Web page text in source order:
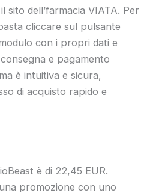
sito dell’farmacia VIATA. Per
cliccare sul pulsante
con i propri dati e
e pagamento
è intuitiva e sicura,
di acquisto rapido e
è di 22,45 EUR.
promozione con uno